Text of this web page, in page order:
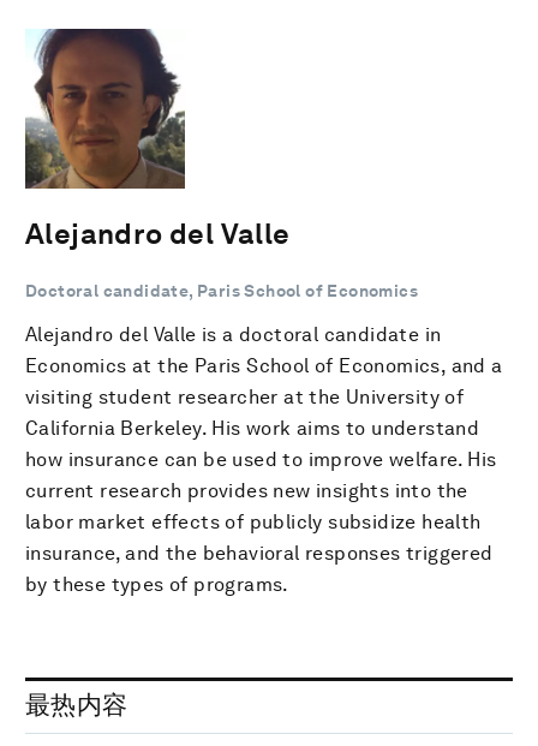
Alejandro del Valle
Doctoral candidate, Paris School of Economics
Alejandro del Valle is a doctoral candidate in
Economics at the Paris School of Economics, and a
visiting student researcher at the University of
California Berkeley. His work aims to understand
how insurance can be used to improve welfare. His
current research provides new insights into the
labor market effects of publicly subsidize health
insurance, and the behavioral responses triggered
by these types of programs.
最热内容